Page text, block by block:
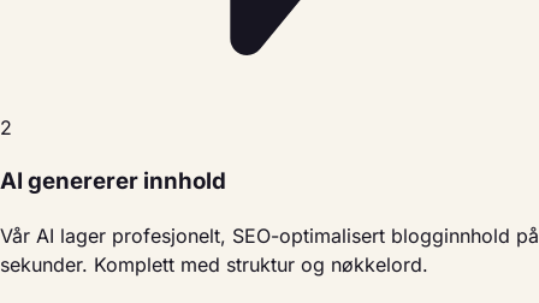
2
AI genererer innhold
Vår AI lager profesjonelt, SEO-optimalisert blogginnhold på
sekunder. Komplett med struktur og nøkkelord.